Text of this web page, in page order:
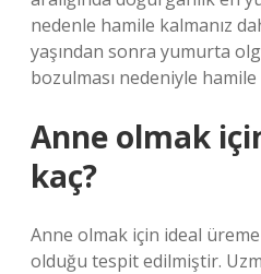
nedenle hamile kalmanız
yaşından sonra yumurta
bozulması nedeniyle hamile
Anne olmak
kaç?
Anne olmak için ideal üreme
olduğu tespit edilmiştir.